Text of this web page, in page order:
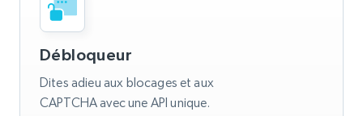
Débloqueur
Dites adieu aux blocages et aux
CAPTCHA avec une API unique.